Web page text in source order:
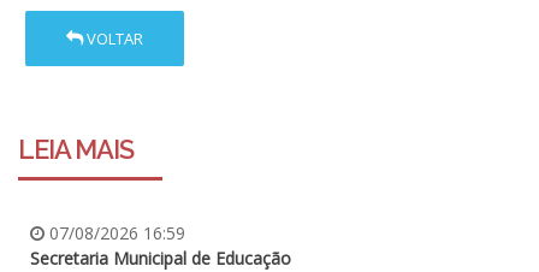
VOLTAR
LEIA MAIS
07/08/2026 16:59
Secretaria Municipal de Educação